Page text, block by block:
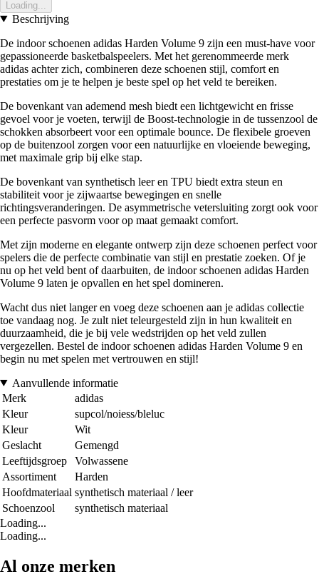
Loading...
Beschrijving
De indoor schoenen adidas Harden Volume 9 zijn een must-have voor
gepassioneerde basketbalspeelers. Met het gerenommeerde merk
adidas achter zich, combineren deze schoenen stijl, comfort en
prestaties om je te helpen je beste spel op het veld te bereiken.
De bovenkant van ademend mesh biedt een lichtgewicht en frisse
gevoel voor je voeten, terwijl de Boost-technologie in de tussenzool de
schokken absorbeert voor een optimale bounce. De flexibele groeven
op de buitenzool zorgen voor een natuurlijke en vloeiende beweging,
met maximale grip bij elke stap.
De bovenkant van synthetisch leer en TPU biedt extra steun en
stabiliteit voor je zijwaartse bewegingen en snelle
richtingsveranderingen. De asymmetrische vetersluiting zorgt ook voor
een perfecte pasvorm voor op maat gemaakt comfort.
Met zijn moderne en elegante ontwerp zijn deze schoenen perfect voor
spelers die de perfecte combinatie van stijl en prestatie zoeken. Of je
nu op het veld bent of daarbuiten, de indoor schoenen adidas Harden
Volume 9 laten je opvallen en het spel domineren.
Wacht dus niet langer en voeg deze schoenen aan je adidas collectie
toe vandaag nog. Je zult niet teleurgesteld zijn in hun kwaliteit en
duurzaamheid, die je bij vele wedstrijden op het veld zullen
vergezellen. Bestel de indoor schoenen adidas Harden Volume 9 en
begin nu met spelen met vertrouwen en stijl!
Aanvullende informatie
Merk
adidas
Kleur
supcol/noiess/bleluc
Kleur
Wit
Geslacht
Gemengd
Leeftijdsgroep
Volwassene
Assortiment
Harden
Hoofdmateriaal synthetisch materiaal / leer
Schoenzool
synthetisch materiaal
Loading...
Loading...
Al onze merken